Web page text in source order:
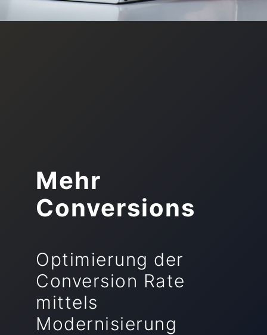
Mehr
Conversions
Optimierung der
Conversion Rate
mittels
Modernisierung